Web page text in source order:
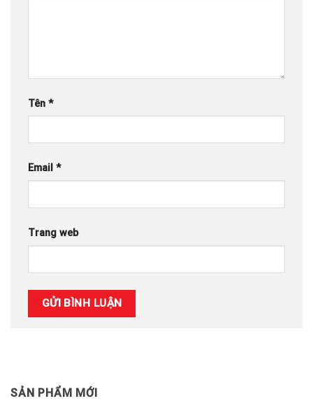
Tên *
Email *
Trang web
SẢN PHẨM MỚI